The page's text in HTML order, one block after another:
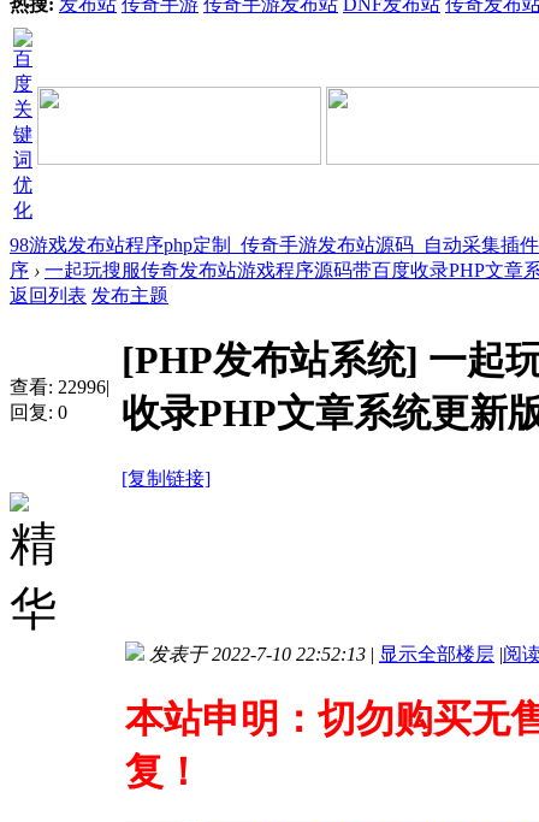
98游戏发布站程序php定制_传奇手游发布站源码_自动采集插
序 › 一起玩搜服传奇发布站游戏程序源码带百度收录PHP文章
返回列表 发布主题
查看: 22996|
回复: 0
[PHP发布站系统] 一起
收录PHP文章系统更新
[复制链接]
发表于 2022-7-10 22:52:13 | 显示全部楼层 |阅
本站申明：切勿购买无
复！